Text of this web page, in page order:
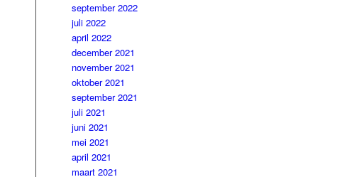
september 2022
juli 2022
april 2022
december 2021
november 2021
oktober 2021
september 2021
juli 2021
juni 2021
mei 2021
april 2021
maart 2021